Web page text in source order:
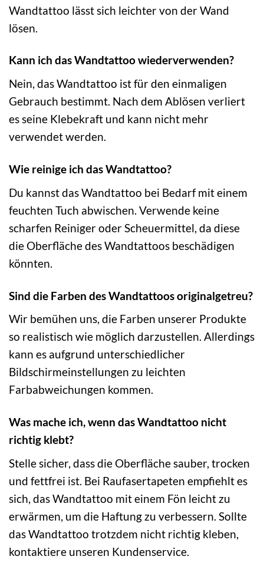
Wandtattoo lässt sich leichter von der Wand
lösen.
Kann ich das Wandtattoo wiederverwenden?
Nein, das Wandtattoo ist für den einmaligen
Gebrauch bestimmt. Nach dem Ablösen verliert
es seine Klebekraft und kann nicht mehr
verwendet werden.
Wie reinige ich das Wandtattoo?
Du kannst das Wandtattoo bei Bedarf mit einem
feuchten Tuch abwischen. Verwende keine
scharfen Reiniger oder Scheuermittel, da diese
die Oberfläche des Wandtattoos beschädigen
könnten.
Sind die Farben des Wandtattoos originalgetreu?
Wir bemühen uns, die Farben unserer Produkte
so realistisch wie möglich darzustellen. Allerdings
kann es aufgrund unterschiedlicher
Bildschirmeinstellungen zu leichten
Farbabweichungen kommen.
Was mache ich, wenn das Wandtattoo nicht
richtig klebt?
Stelle sicher, dass die Oberfläche sauber, trocken
und fettfrei ist. Bei Raufasertapeten empfiehlt es
sich, das Wandtattoo mit einem Fön leicht zu
erwärmen, um die Haftung zu verbessern. Sollte
das Wandtattoo trotzdem nicht richtig kleben,
kontaktiere unseren Kundenservice.